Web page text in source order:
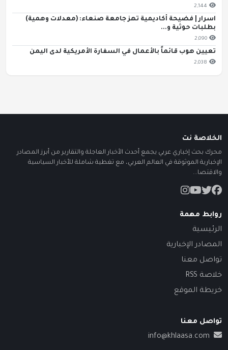
2,144
اسرار | فضيحة أكاديمية تهز جامعة صنعاء: (معدلات وهمية)
بطلبات حوثية و...
2,090
تعيين هوب قائماً بالأعمال في السفارة الأمريكية لدى اليمن
2,038
الخلاصة نت
محرك بحث إخباري عربي يجمع أحدث الأخبار العاجلة والتقارير من أبرز المصادر
الإخبارية الموثوقة في العالم العربي، مع تغطية شاملة للأخبار السياسية
والاقتصا...
روابط مهمة
الرئيسية
المصادر الإخبارية
تواصل معنا
خلاصة RSS
خريطة الموقع
تواصل معنا
info@khlaasa.com